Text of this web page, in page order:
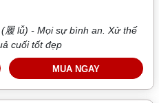
履 lǚ) - Mọi sự bình an. Xử thế
cuối tốt đẹp
MUA NGAY